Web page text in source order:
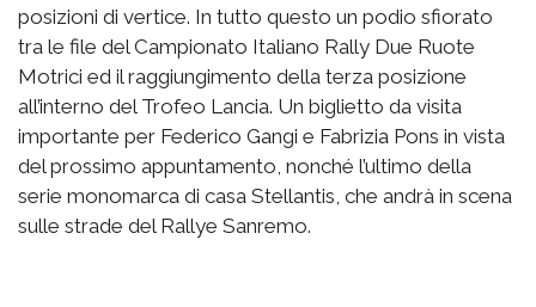
posizioni di vertice. In tutto questo un podio sfiorato
tra le file del Campionato Italiano Rally Due Ruote
Motrici ed il raggiungimento della terza posizione
all’interno del Trofeo Lancia. Un biglietto da visita
importante per Federico Gangi e Fabrizia Pons in vista
del prossimo appuntamento, nonché l’ultimo della
serie monomarca di casa Stellantis, che andrà in scena
sulle strade del Rallye Sanremo.